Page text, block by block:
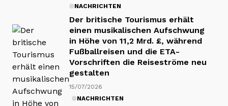
NACHRICHTEN
Der britische Tourismus erhält
einen musikalischen Aufschwung
in Höhe von 11,2 Mrd. £, während
Fußballreisen und die ETA-
Vorschriften die Reiseströme neu
gestalten
15/07/2026
NACHRICHTEN